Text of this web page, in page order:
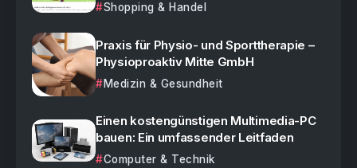
Shopping & Handel
Praxis für Physio- und Sporttherapie –
Physioproaktiv Mitte GmbH
Medizin & Gesundheit
Einen kostengünstigen Multimedia-PC
bauen: Ein umfassender Leitfaden
Computer & Technik